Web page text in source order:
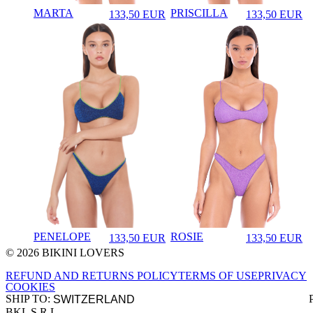
♡
MARTA 133,50 EUR
Prezzo in aggiornamento
♡
PRISCILLA 133,50 EUR
Prezzo in
♡
PENELOPE 133,50 EUR
Prezzo in aggiornamento
♡
ROSIE 133,50 EUR
Prezzo in
Site footer
© 2026 BIKINI LOVERS
REFUND AND RETURNS POLICYTERMS OF USEPRIVACY
COOKIES
SHIP TO: